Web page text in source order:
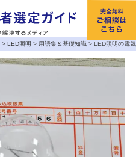
> LED照明 > 用語集＆基礎知識 >LED照明の電